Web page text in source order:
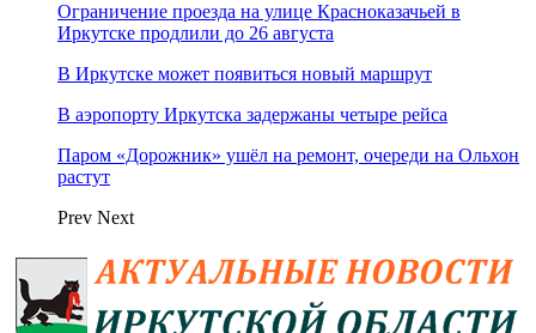
Ограничение проезда на улице Красноказачьей в
Иркутске продлили до 26 августа
В Иркутске может появиться новый маршрут
В аэропорту Иркутска задержаны четыре рейса
Паром «Дорожник» ушёл на ремонт, очереди на Ольхон
растут
Prev Next